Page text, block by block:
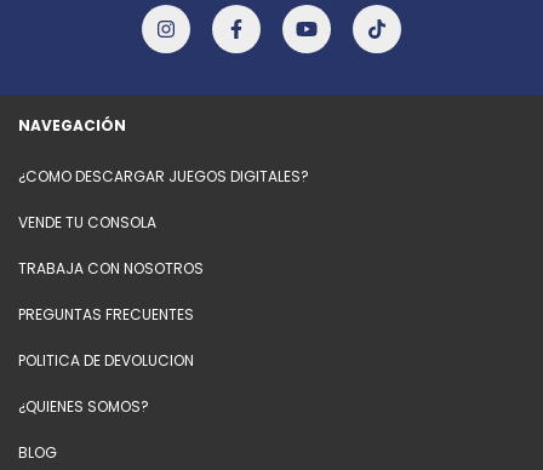
NAVEGACIÓN
¿COMO DESCARGAR JUEGOS DIGITALES?
VENDE TU CONSOLA
TRABAJA CON NOSOTROS
PREGUNTAS FRECUENTES
POLITICA DE DEVOLUCION
¿QUIENES SOMOS?
BLOG